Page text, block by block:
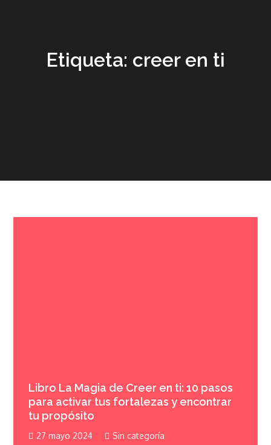
Etiqueta: creer en ti
Libro La Magia de Creer en ti: 10 pasos
para activar tus fortalezas y encontrar
tu propósito
27 mayo 2024 Sin categoría